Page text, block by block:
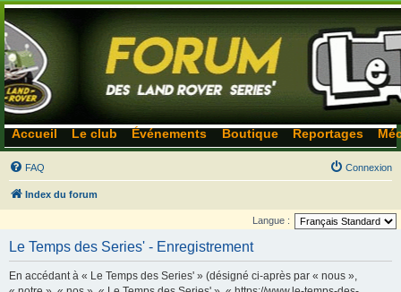
Accueil Le club Événements Boutique Reportages
FAQ Connexion
Index du forum
Langue :
Le Temps des Series' - Enregistrement
En accédant à « Le Temps des Series' » (désigné ci-après par « nous »,